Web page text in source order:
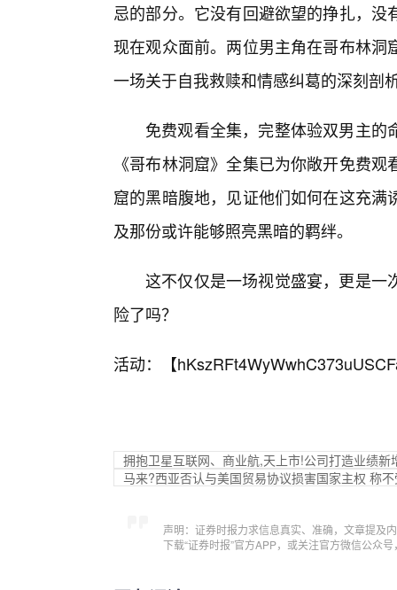
忌的部分。它没有回避欲望的挣扎，
现在观众面前。两位男主角在哥布林
一场关于自我救赎和情感纠葛的深刻剖
免费观看全集，完整体验双男主
《哥布林洞窟》全集已为你敞开免费
窟的黑暗腹地，见证他们如何在这充
及那份或许能够照亮黑暗的羁绊。
这不仅仅是一场视觉盛宴，更是一
险了吗？
活动：【
拥抱卫星互联网、商业航,天上市!公司打造业绩新
马来?西亚否认与美国贸易协议损害国家主权 称
声明：证券时报力求信息真实、准确，文章提及
下载“证券时报”官方APP，或关注官方微信公众